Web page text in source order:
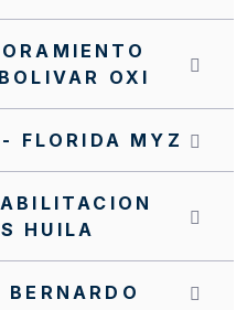
SI0062 FFIE DE
SC0188 FFIE 2025
SC0186 FFIE 2025
OXI
FLORIDA MYZ
HUILA